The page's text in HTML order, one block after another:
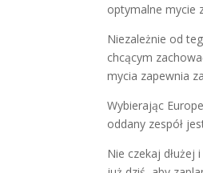
optymalne mycie
Niezależnie od
chcącym
mycia zapewnia
Wybierając
oddany zespół
Nie czekaj